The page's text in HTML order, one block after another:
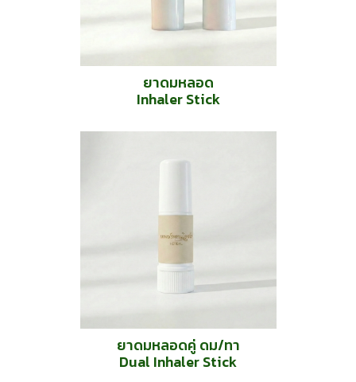
ยาดมหลอด
Inhaler Stick
ยาดมหลอดคู่ ดม/ทา
Dual Inhaler Stick